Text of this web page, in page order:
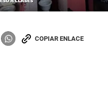
COPIAR ENLACE